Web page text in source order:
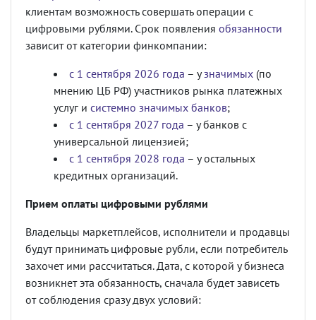
клиентам возможность совершать операции с
цифровыми рублями. Срок появления обязанности
зависит от категории финкомпании:
с 1 сентября 2026 года – узначимых (по
мнению ЦБ РФ) участников рынка платежных
услуг и системно значимых банков;
с 1 сентября 2027 года – у банков с
универсальной лицензией;
с 1 сентября 2028 года – у остальных
кредитных организаций.
Прием оплаты цифровыми рублями
Владельцы маркетплейсов, исполнители и продавцы
будут принимать цифровые рубли, если потребитель
захочет ими рассчитаться. Дата, с которой у бизнеса
возникнет эта обязанность, сначала будет зависеть
от соблюдения сразу двух условий: